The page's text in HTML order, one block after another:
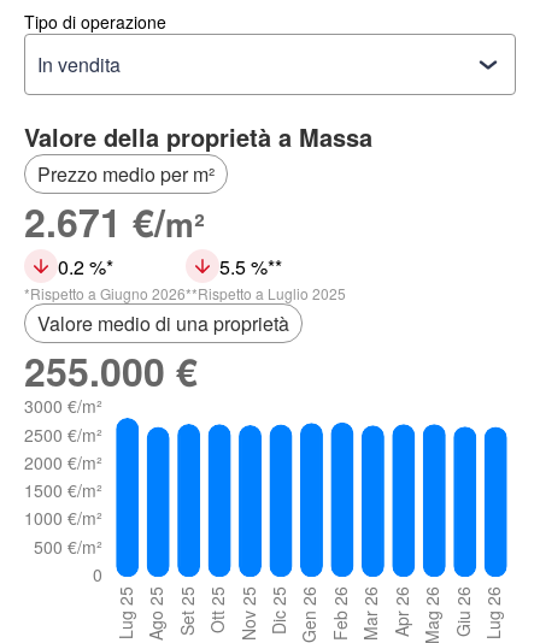
Tipo di operazione
Valore della proprietà a Massa
Prezzo medio per m²
2.671 €/m²
0.2 %
Rispetto a Giugno 2026
5.5 %
Rispetto a Luglio 2025
Valore medio di una proprietà
255.000 €